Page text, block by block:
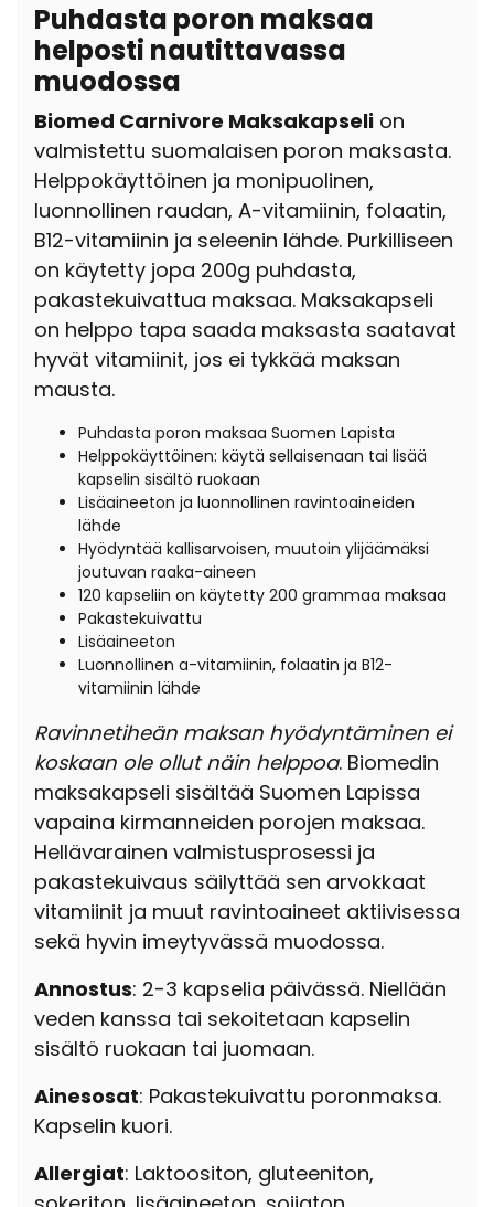
Puhdasta poron maksaa
helposti nautittavassa
muodossa
Biomed Carnivore Maksakapseli on
valmistettu suomalaisen poron maksasta.
Helppokäyttöinen ja monipuolinen,
luonnollinen raudan, A-vitamiinin, folaatin,
B12-vitamiinin ja seleenin lähde. Purkilliseen
on käytetty jopa 200g puhdasta,
pakastekuivattua maksaa. Maksakapseli
on helppo tapa saada maksasta saatavat
hyvät vitamiinit, jos ei tykkää maksan
mausta.
Puhdasta poron maksaa Suomen Lapista
Helppokäyttöinen: käytä sellaisenaan tai lisää
kapselin sisältö ruokaan
Lisäaineeton ja luonnollinen ravintoaineiden
lähde
Hyödyntää kallisarvoisen, muutoin ylijäämäksi
joutuvan raaka-aineen
120 kapseliin on käytetty 200 grammaa maksaa
Pakastekuivattu
Lisäaineeton
Luonnollinen a-vitamiinin, folaatin ja B12-
vitamiinin lähde
Ravinnetiheän maksan hyödyntäminen ei
koskaan ole ollut näin helppoa. Biomedin
maksakapseli sisältää Suomen Lapissa
vapaina kirmanneiden porojen maksaa.
Hellävarainen valmistusprosessi ja
pakastekuivaus säilyttää sen arvokkaat
vitamiinit ja muut ravintoaineet aktiivisessa
sekä hyvin imeytyvässä muodossa.
Annostus: 2-3 kapselia päivässä. Niellään
veden kanssa tai sekoitetaan kapselin
sisältö ruokaan tai juomaan.
Ainesosat: Pakastekuivattu poronmaksa.
Kapselin kuori.
Allergiat: Laktoositon, gluteeniton,